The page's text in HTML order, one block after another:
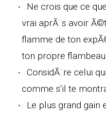
Ne crois que ce
vrai aprÃ¨s avoir
flamme de ton
ton propre flambeau.
ConsidÃ¨re celui
comme s'il te
Le plus grand gain